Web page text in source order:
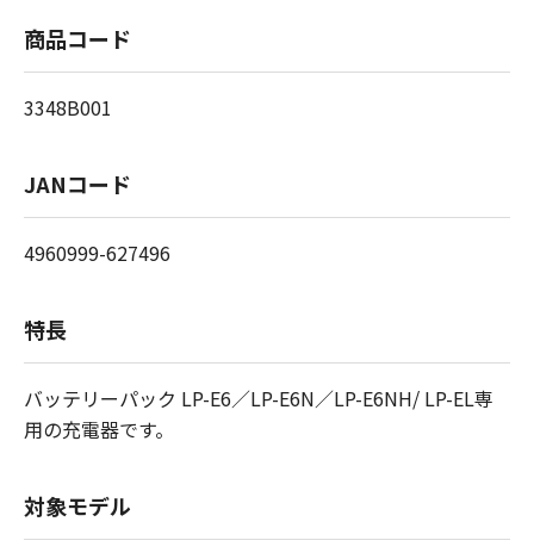
商品コード
3348B001
JANコード
4960999-627496
特長
バッテリーパック LP-E6／LP-E6N／LP-E6NH/ LP-EL専
用の充電器です。
対象モデル